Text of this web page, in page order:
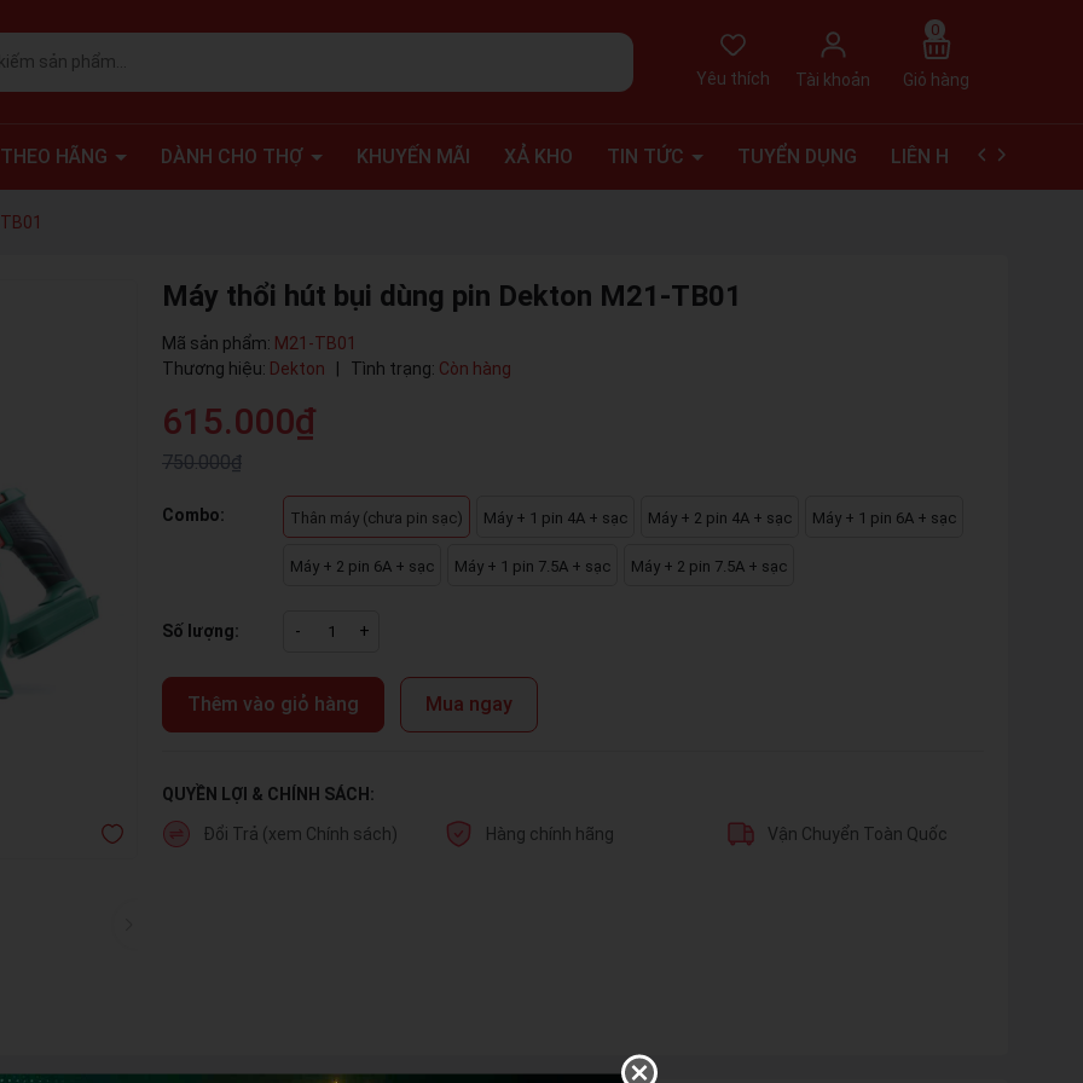
Yêu thích Tài khoản
0
Giỏ hàng
HÃNG DÀNH CHO THỢ KHUYẾN MÃI XẢ KHO TIN TỨC TUYỂN DỤNG LIÊN HỆ VIDEO
Máy thổi hút bụi dùng pin Dekton M21-TB01
Mã sản phẩm: M21-TB01
Thương hiệu: Dekton Tình trạng: Còn hàng
615.000₫
750.000₫
Combo: Thân máy (chưa pin sạc) Máy + 1 pin 4A + sạc Máy + 2 pin 4A + sạc Máy + 1 pin 6A + sạc
Máy + 2 pin 6A + sạc Máy + 1 pin 7.5A + sạc Máy + 2 pin 7.5A + sạc
Số lượng: - +
Thêm vào giỏ hàng Mua ngay
QUYỀN LỢI & CHÍNH SÁCH:
Đổi Trả (xem Chính sách) Hàng chính hãng Vận Chuyển Toàn Quốc